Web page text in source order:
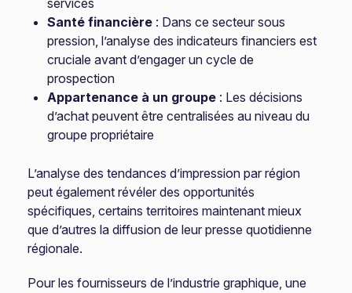
services
Santé financière : Dans ce secteur sous
pression, l’analyse des indicateurs financiers est
cruciale avant d’engager un cycle de
prospection
Appartenance à un groupe : Les décisions
d’achat peuvent être centralisées au niveau du
groupe propriétaire
L’analyse des tendances d’impression par région
peut également révéler des opportunités
spécifiques, certains territoires maintenant mieux
que d’autres la diffusion de leur presse quotidienne
régionale.
Pour les fournisseurs de l’industrie graphique, une